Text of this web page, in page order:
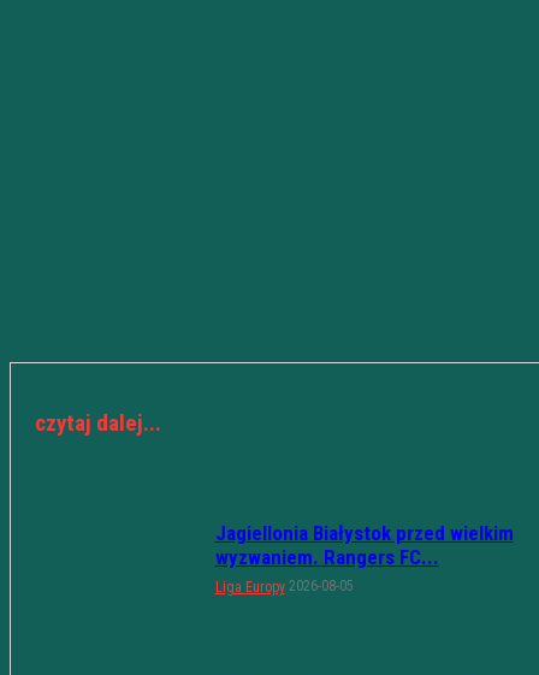
czytaj dalej...
Jagiellonia Białystok przed wielkim
wyzwaniem. Rangers FC...
Liga Europy 2026-08-05